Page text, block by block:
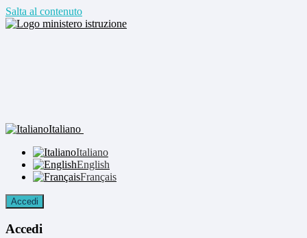
Salta al contenuto
Italiano
Italiano
English
Français
Accedi
Accedi